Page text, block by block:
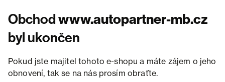
Obchodwww.autopartner-mb.cz
byl ukončen
Pokud jste majitel tohoto e-shopu a máte zájem o jeho
obnovení, tak se na nás prosím obraťte.